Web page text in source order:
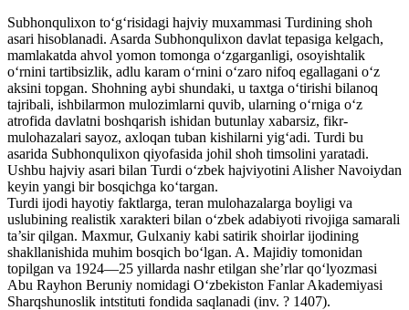
Subhonqulixon to‘g‘risidagi hajviy muxammasi Turdining shoh
asari hisoblanadi. Asarda Subhonqulixon davlat tepasiga kelgach,
mamlakatda ahvol yomon tomonga o‘zgarganligi, osoyishtalik
o‘rnini tartibsizlik, adlu karam o‘rnini o‘zaro nifoq egallagani o‘z
aksini topgan. Shohning aybi shundaki, u taxtga o‘tirishi bilanoq
tajribali, ishbilarmon mulozimlarni quvib, ularning o‘rniga o‘z
atrofida davlatni boshqarish ishidan butunlay xabarsiz, fikr-
mulohazalari sayoz, axloqan tuban kishilarni yig‘adi. Turdi bu
asarida Subhonqulixon qiyofasida johil shoh timsolini yaratadi.
Ushbu hajviy asari bilan Turdi o‘zbek hajviyotini Alisher Navoiydan
keyin yangi bir bosqichga ko‘targan.
Turdi ijodi hayotiy faktlarga, teran mulohazalarga boyligi va
uslubining realistik xarakteri bilan o‘zbek adabiyoti rivojiga samarali
ta’sir qilgan. Maxmur, Gulxaniy kabi satirik shoirlar ijodining
shakllanishida muhim bosqich bo‘lgan. A. Majidiy tomonidan
topilgan va 1924—25 yillarda nashr etilgan she’rlar qo‘lyozmasi
Abu Rayhon Beruniy nomidagi O‘zbekiston Fanlar Akademiyasi
Sharqshunoslik intstituti fondida saqlanadi (inv. ? 1407).